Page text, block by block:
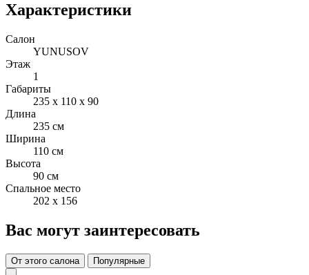
Характеристики
Салон
YUNUSOV
Этаж
1
Габариты
235 x 110 x 90
Длина
235 см
Ширина
110 см
Высота
90 см
Спальное место
202 x 156
Вас могут заинтересовать
От этого салона Популярные